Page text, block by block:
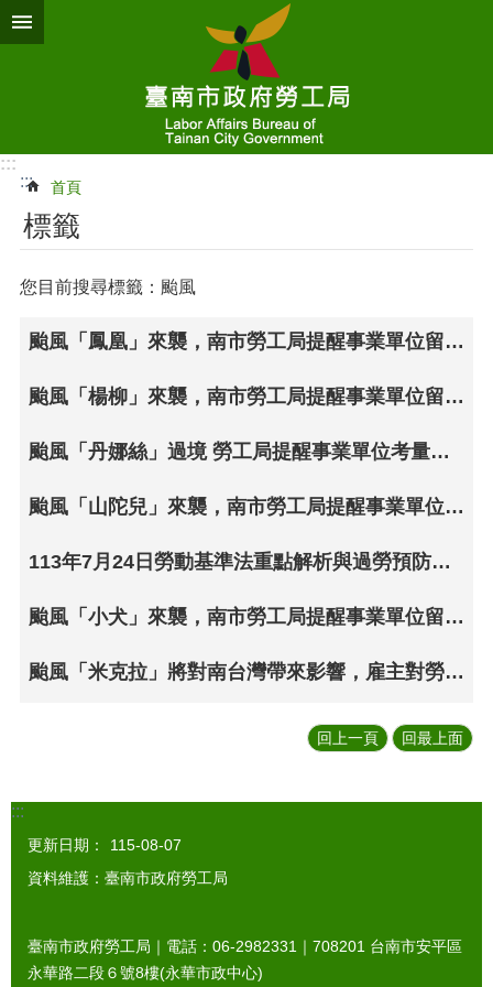
跳到主要內容區塊
:::
:::
首頁
標籤
您目前搜尋標籤：颱風
颱風「鳳凰」來襲，南市勞工局提醒事業單位留意勞工出勤規定
颱風「楊柳」來襲，南市勞工局提醒事業單位留意天然災害出勤及工資給付相關規定
颱風「丹娜絲」過境 勞工局提醒事業單位考量勞工安全及災後復原 留意天然災害出勤及工資給付相關規定
颱風「山陀兒」來襲，南市勞工局提醒事業單位留意勞工出勤規定並加強防颱措施
113年7月24日勞動基準法重點解析與過勞預防提醒宣導會課程延期 提醒事業單位留意天然災害出勤及工資給付相關規定
颱風「小犬」來襲，南市勞工局提醒事業單位留意勞工出勤規定並加強防颱措施
颱風「米克拉」將對南台灣帶來影響，雇主對勞工在颱風期間應做好相關颱風災害預防工作
回上一頁 回最上面
:::
更新日期：
115-08-07
資料維護：臺南市政府勞工局
臺南市政府勞工局｜電話：06-2982331｜ 708201 台南市安平區
永華路二段６號8樓(永華市政中心)